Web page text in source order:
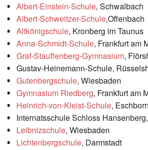
Albert-Einstein-Schule, Schwalbach
Albert-Schweitzer-Schule,Offenbach
Altkönigschule, Kronberg im Taunus
Anna-Schmidt-Schule, Frankfurt am
Graf-Stauffenberg-Gymnasium,
Gustav-Heinemann-Schule,
Gutenbergschule, Wiesbaden
Gymnasium Riedberg, Frankfurt am
Heinrich-von-Kleist-Schule,
Internatsschule Schloss
Leibnizschule, Wiesbaden
Lichtenbergschule, Darmstadt